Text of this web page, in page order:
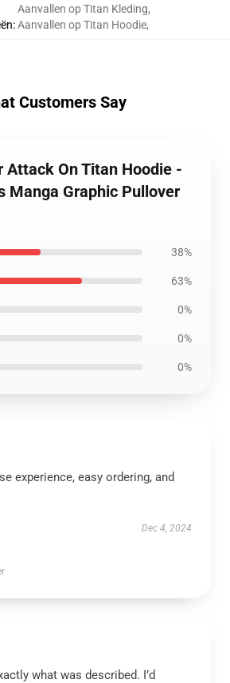
:
Aanvallen op Titan Kleding,
Aanvallen op Titan Hoodie,
Customers Say
Attack On Titan Hoodie -
Manga Graphic Pullover
38%
63%
0%
0%
0%
experience, easy ordering, and
Dec 4, 2024
what was described. I’d